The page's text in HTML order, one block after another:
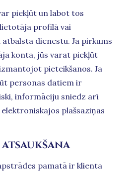
piekļūt un labot tos
profilā vai
dienestu. Ja pirkums
konta, jūs varat piekļūt
pieteikšanos. Ja
personas datiem ir
informāciju sniedz arī
plašsaziņas
pamatā ir klienta